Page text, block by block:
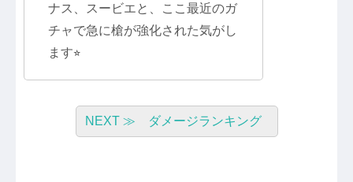
ナス、スービエと、ここ最近のガ
チャで急に槍が強化された気がし
ます⭐︎
NEXT ≫ ダメージランキング